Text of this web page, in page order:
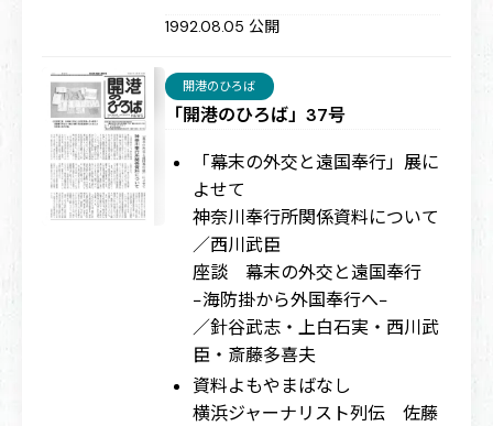
1992.08.05 公開
「開港のひろば」37号
開港のひろば
「幕末の外交と遠国奉行」展に
よせて
神奈川奉行所関係資料について
／西川武臣
座談 幕末の外交と遠国奉行
−海防掛から外国奉行へ−
／針谷武志・上白石実・西川武
臣・斎藤多喜夫
資料よもやまばなし
横浜ジャーナリスト列伝 佐藤